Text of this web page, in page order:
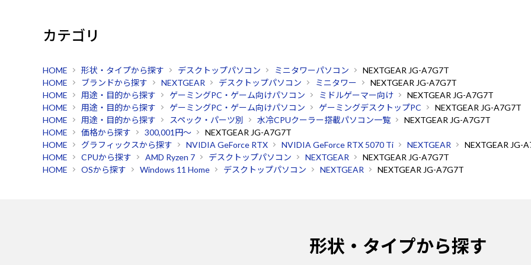
カテゴリ
HOME 形状・タイプから探す デスクトップパソコン ミニタワーパソコン
NEXTGEAR JG-A7G7T
HOME
ブランドから探す NEXTGEAR デスクトップパソコン ミニタワー
NEXTGEAR JG-A7G7T
HOME
用途・目的から探す ゲーミングPC・ゲーム向けパソコン ミドルゲーマー向け
NEXTGEAR JG-A7G7T
HOME
用途・目的から探す ゲーミングPC・ゲーム向けパソコン ゲーミングデスクトップPC
NEXTGEAR JG-A7G7T
HOME
用途・目的から探す スペック・パーツ別 水冷CPUクーラー搭載パソコン一覧
NEXTGEAR JG-A7G7T
HOME
価格から探す 300,001円～
NEXTGEAR JG-A7G7T
HOME
グラフィックスから探す NVIDIA GeForce RTX NVIDIA GeForce RTX 5070 Ti NEXTGEAR
NEXTGEAR JG-
HOME
CPUから探す AMD Ryzen 7 デスクトップパソコン NEXTGEAR
NEXTGEAR JG-A7G7T
HOME
OSから探す Windows 11 Home デスクトップパソコン NEXTGEAR NEXTGEAR JG-A7G7T
形状・タイプから探す